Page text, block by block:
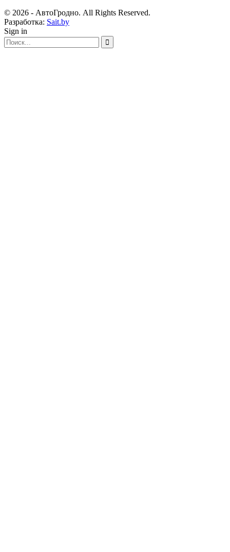
© 2026 - АвтоГродно. All Rights Reserved.
Разработка: Sait.by
Sign in